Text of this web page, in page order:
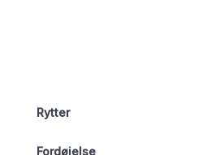
Rytter
Fordøjelse